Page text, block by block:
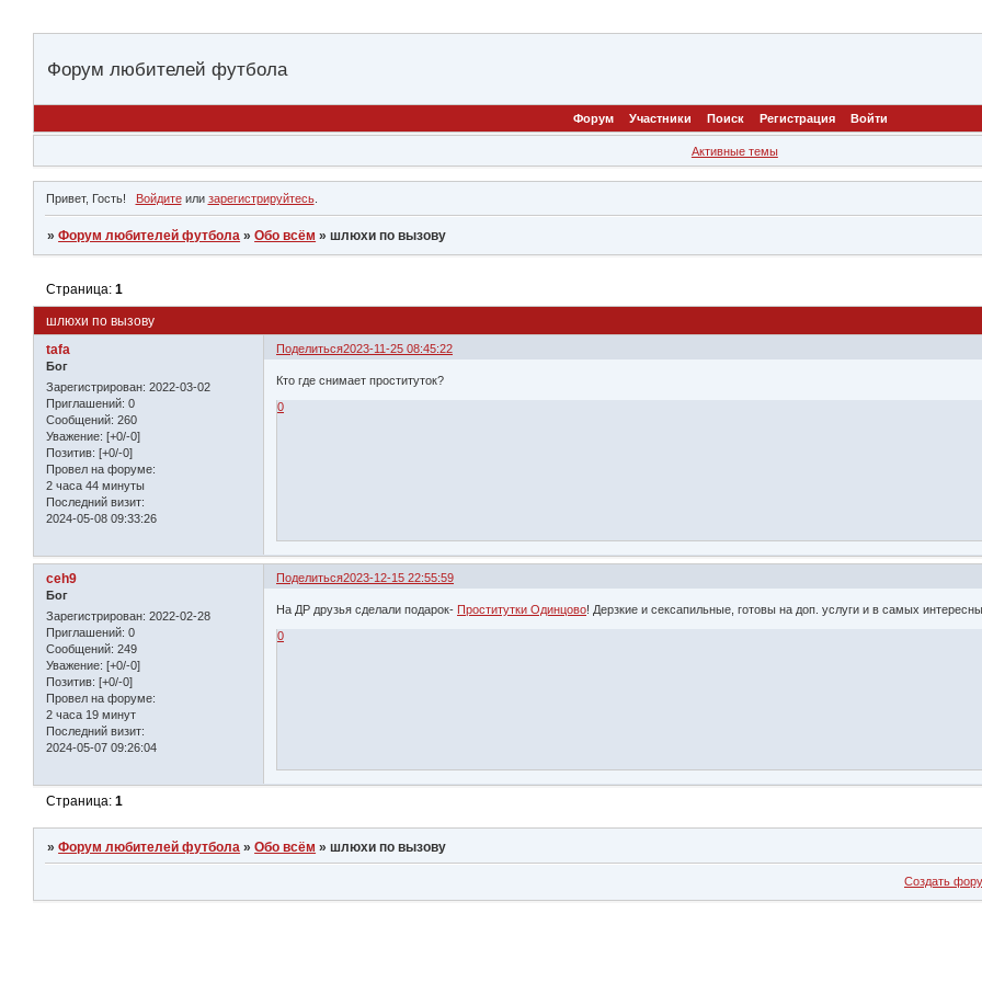
Форум любителей футбола
Форум Участники Поиск Регистрация Войти
Активные темы
Привет, Гость! Войдитеили зарегистрируйтесь.
»Форум любителей футбола »Обо всём »шлюхи по вызову
шлюхи по вызову
Страница:1
Поделиться2023-11-25 08:45:22
tafa
Бог
Зарегистрирован: 2022-03-02
Приглашений: 0
Сообщений: 260
Уважение: [+0/-0]
Позитив: [+0/-0]
Провел на форуме:
2 часа 44 минуты
Последний визит:
2024-05-08 09:33:26
Кто где снимает проституток?
0
Поделиться2023-12-15 22:55:59
ceh9
Бог
Зарегистрирован: 2022-02-28
Приглашений: 0
Сообщений: 249
Уважение: [+0/-0]
Позитив: [+0/-0]
Провел на форуме:
2 часа 19 минут
Последний визит:
2024-05-07 09:26:04
На ДР друзья сделали подарок- Проститутки Одинцово! Дерзкие и сексапильные, готовы на доп. услуги и в самых
0
Страница:1
»Форум любителей футбола »Обо всём »шлюхи по вызову
Создать